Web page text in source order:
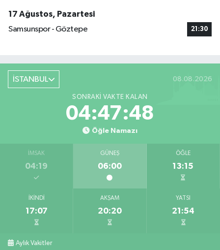
17 Ağustos, Pazartesi
Samsunspor - Göztepe
21:30
İSTANBUL 08.08.2026
SONRAKI VAKTE KALAN
04:47:47
Öğle Namazı
İMSAK
04:19
GÜNEŞ
06:00
ÖĞLE
13:15
İKINDI
17:07
AKŞAM
20:20
YATSI
21:54
Aylık Vakitler